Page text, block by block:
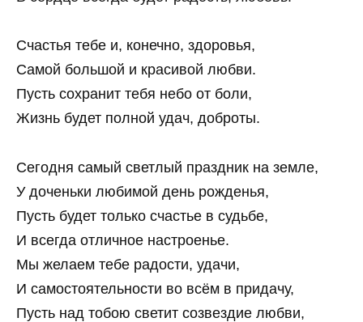
Счастья тебе и, конечно, здоровья,
Самой большой и красивой любви.
Пусть сохранит тебя небо от боли,
Жизнь будет полной удач, доброты.
Сегодня самый светлый праздник на земле,
У доченьки любимой день рожденья,
Пусть будет только счастье в судьбе,
И всегда отличное настроенье.
Мы желаем тебе радости, удачи,
И самостоятельности во всём в придачу,
Пусть над тобою светит созвездие любви,